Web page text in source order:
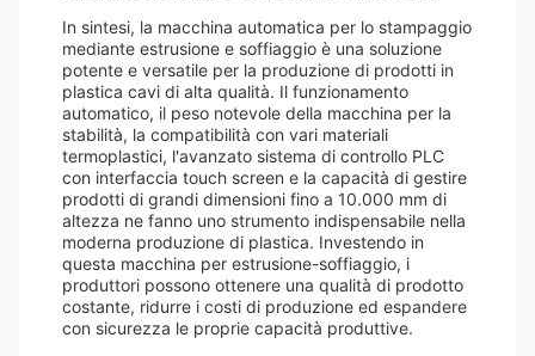
In sintesi, la macchina automatica per lo stampaggio
mediante estrusione e soffiaggio è una soluzione
potente e versatile per la produzione di prodotti in
plastica cavi di alta qualità. Il funzionamento
automatico, il peso notevole della macchina per la
stabilità, la compatibilità con vari materiali
termoplastici, l'avanzato sistema di controllo PLC
con interfaccia touch screen e la capacità di gestire
prodotti di grandi dimensioni fino a 10.000 mm di
altezza ne fanno uno strumento indispensabile nella
moderna produzione di plastica. Investendo in
questa macchina per estrusione-soffiaggio, i
produttori possono ottenere una qualità di prodotto
costante, ridurre i costi di produzione ed espandere
con sicurezza le proprie capacità produttive.